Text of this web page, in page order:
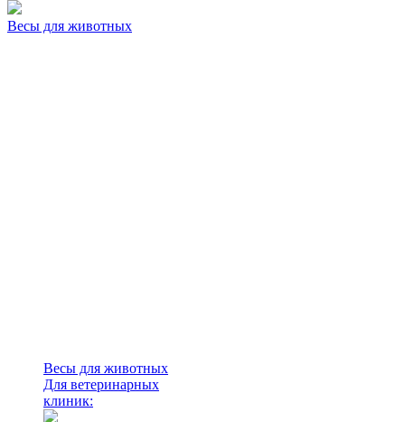
Весы для животных
Весы для животных
Для ветеринарных
клиник: